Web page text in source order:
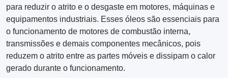
para reduzir o atrito e o desgaste em motores, máquinas e
equipamentos industriais. Esses óleos são essenciais para
o funcionamento de motores de combustão interna,
transmissões e demais componentes mecânicos, pois
reduzem o atrito entre as partes móveis e dissipam o calor
gerado durante o funcionamento.